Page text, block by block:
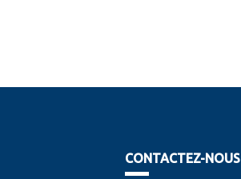
CONTACTEZ-NOUS